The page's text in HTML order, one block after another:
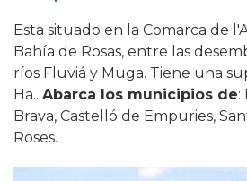
Esta situado en la Comarca de
Bahía de Rosas, entre las
ríos Fluviá y Muga. Tiene una
Ha.. Abarca los municipios de:
Brava, Castelló de Empuries,
Roses.